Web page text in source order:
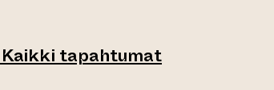
Kaikki tapahtumat